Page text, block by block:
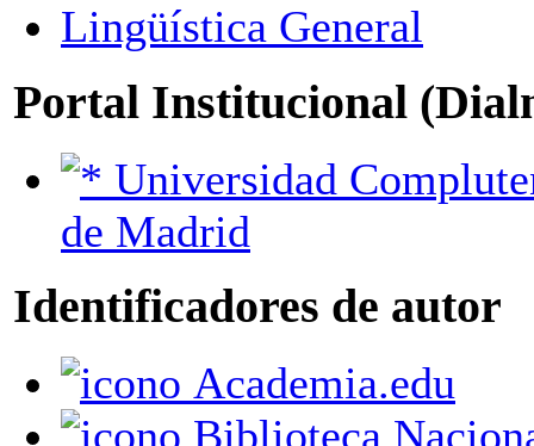
Lingüística General
Portal Institucional
de Madrid
Identificadores de autor
Academia.edu